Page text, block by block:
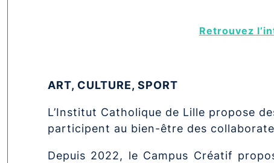
Retrouvez
ART, CULTURE, SPORT
L’Institut Catholique de Lille propose
participent au bien-être des
Depuis 2022, le Campus Créatif